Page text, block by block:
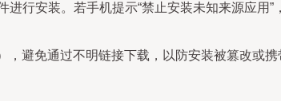
行安装。若手机提示“禁止安装未知来源应用
避免通过不明链接下载，以防安装被篡改或携